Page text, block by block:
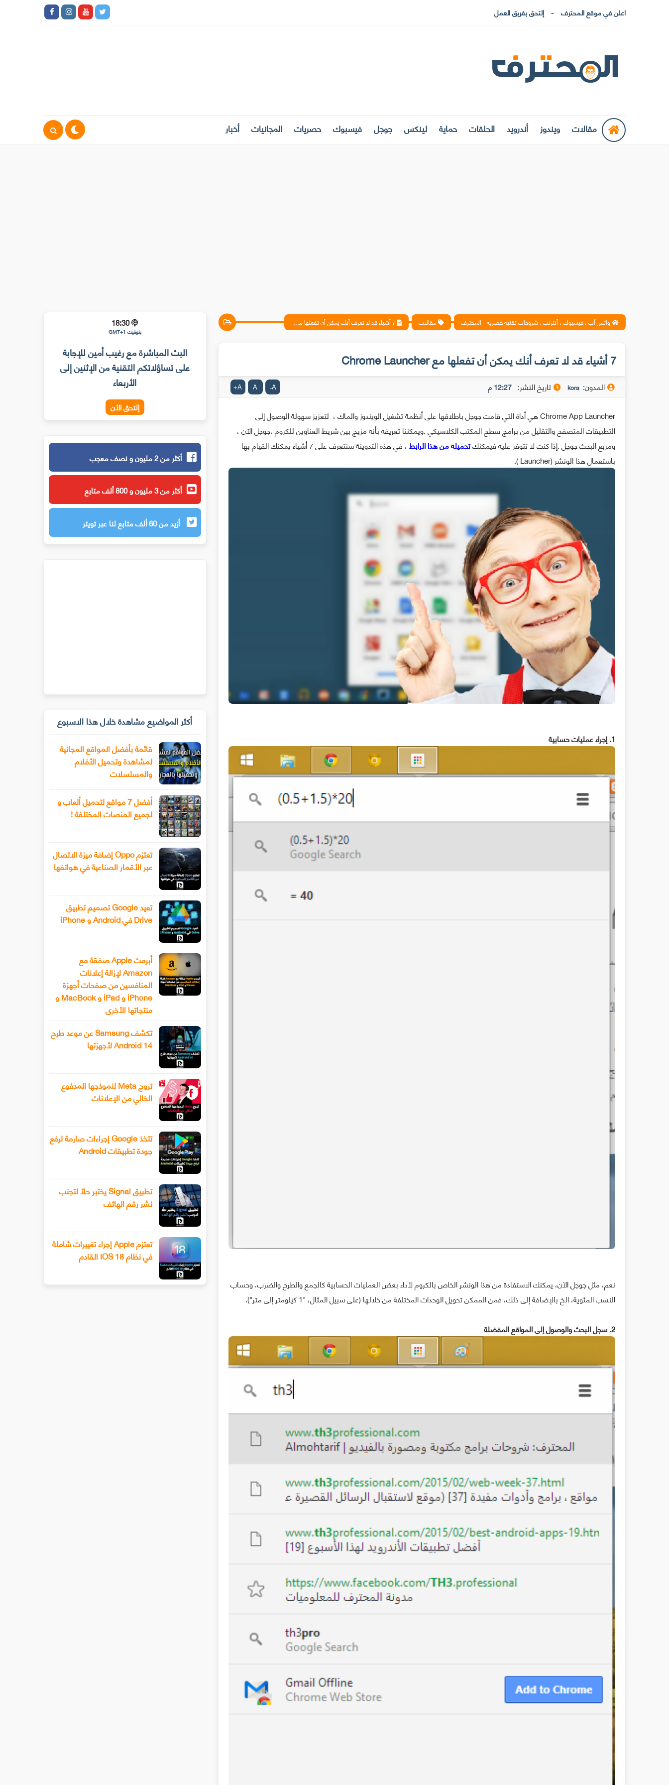
اعلن في موقع المحترف إلتحق بفريق العمل
مقالات ويندوز أندرويد الحلقات حماية لينكس جوجل فيسبوك حصريات المجانيات أخبار
واتس آب ، فيسبوك ، أنترنت ، شروحات تقنية حصرية - المحترف مقالات
7 أشياء قد لا تعرف أنك يمكن أن تفعلها مع Chrome Launcher
المدون: kora تاريخ النشر: 12:27 م A
-
A
A
+
Chrome App Launcher هي أداة التي قامت جوجل باطلاقها على أنظمة تشغيل الويندوز والماك ، لتعزيز سهولة الوصول إلى
التطبيقات المتصفح والتقليل من برامج سطح المكتب الكلاسيكي .ويمكننا تعريفه بأنه مزيج بين شريط العناوين للكروم ،جوجل الآن ،
ومربع البحث جوجل .إذا كنت لا تتوفر عليه فيمكنكتحميله من هذا الرابط
، في هذه التدوينة سنتعرف على 7 أشياء يمكنك القيام بها
باستعمال هذا الونشر (Launcher ).
1. إجراء عمليات حسابية
نعم، مثل جوجل الآن، يمكنك الاستفادة من هذا الونشر الخاص بالكروم لأداء بعض العمليات الحسابية كالجمع والطرح والضرب، وحساب
النسب المئوية، الخ بالإضافة إلى ذلك، فمن الممكن تحويل الوحدات المختلفة من خلالها (على سبيل المثال، "1 كيلومتر إلى متر").
2. سجل البحث والوصول إلى المواقع المفضلة
18:30
بتوقيت GMT+1
البث المباشرة مع رغيب أمين للإجابة
على تساؤلاتكم التقنية من الإثنين إلى
الأربعاء
إلتحق الأن
أكثر من 2 مليون و نصف معجب
أكثر من 3 مليون و 800 ألف متابع
أزيد من 60 ألف متابع لنا عبر تويتر
أكثر المواضيع مشاهدة خلال هذا الاسبوع
قائمة بأفضل المواقع المجانية
لمشاهدة وتحميل الأفلام
والمسلسلات
أفضل 7 مواقع لتحميل ألعاب و
لجميع المنصات المختلفة !
تعتزم Oppo إضافة ميزة الاتصال
عبر الأقمار الصناعية في هواتفها
تعيد Google تصميم تطبيق
Drive في Android و iPhone
أبرمت Apple صفقة مع
Amazon لإزالة إعلانات
المنافسين من صفحات أجهزة
iPhone و iPad و MacBook و
منتجاتها الأخرى
تكشف Samsung عن موعد طرح
Android 14 لأجهزتها
تروج Meta لنموذجها المدفوع
الخالي من الإعلانات
تتخذ Google إجراءات صارمة لرفع
جودة تطبيقات Android
تطبيق Signal يختبر حلًا لتجنب
نشر رقم الهاتف
تعتزم Apple إجراء تغييرات شاملة
في نظام IOS 18 القادم